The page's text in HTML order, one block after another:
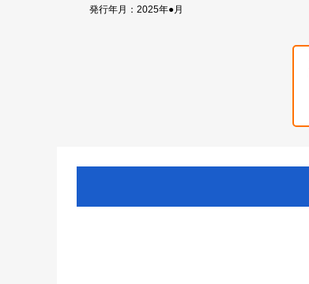
発行年月：2025年●月